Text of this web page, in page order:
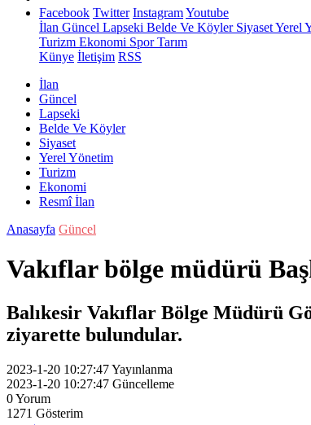
Facebook Twitter InstagramYoutube
İlan Güncel Lapseki Belde Ve KöylerSiyasetYerel
Turizm Ekonomi SporTarım
Künye İletişim RSS
İlan
Güncel
Lapseki
Belde Ve Köyler
Siyaset
Yerel Yönetim
Turizm
Ekonomi
Resmî İlan
Anasayfa Güncel
Vakıflar bölge müdürü
Balıkesir Vakıflar Bölge Müdürü
ziyarette bulundular.
2023-1-20 10:27:47Yayınlanma
2023-1-20 10:27:47 Güncelleme
0Yorum
1271 Gösterim